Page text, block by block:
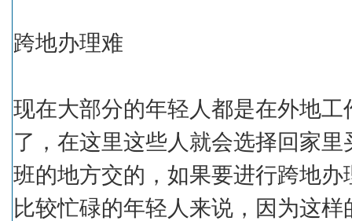
跨地办理难
现在大部分的年轻人都是在外地
了，在这里这些人就会选择回家
班的地方交的，如果要进行跨地
比较忙碌的年轻人来说，因为这